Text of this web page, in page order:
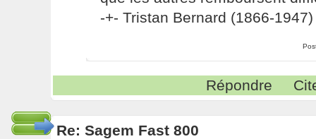
-+- Tristan Bernard (1866-1947)
Répondre
Re: Sagem Fast 800